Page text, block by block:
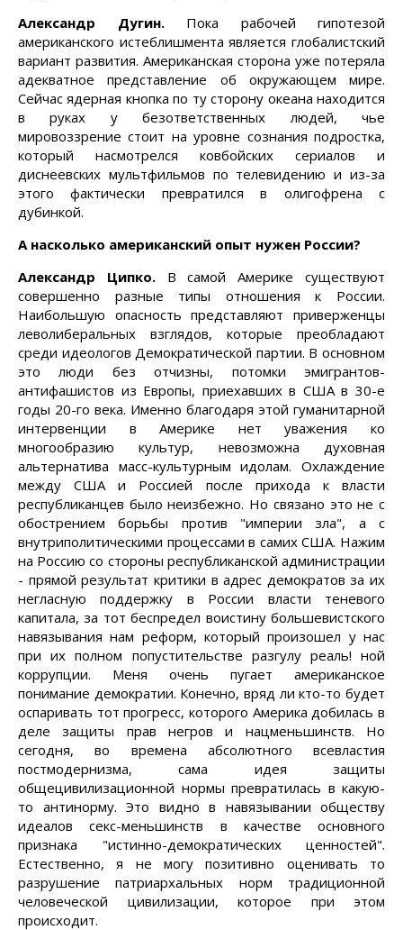
Александр Дугин.Пока рабочей гипотезой
американского истеблишмента является глобалистский
вариант развития. Американская сторона уже потеряла
адекватное представление об окружающем мире.
Сейчас ядерная кнопка по ту сторону океана находится
в руках у безответственных людей, чье
мировоззрение стоит на уровне сознания подростка,
который насмотрелся ковбойских сериалов и
диснеевских мультфильмов по телевидению и из-за
этого фактически превратился в олигофрена с
дубинкой.
А насколько американский опыт нужен России?
Александр Ципко.В самой Америке существуют
совершенно разные типы отношения к России.
Наибольшую опасность представляют приверженцы
леволиберальных взглядов, которые преобладают
среди идеологов Демократической партии. В основном
это люди без отчизны, потомки эмигрантов-
антифашистов из Европы, приехавших в США в 30-е
годы 20-го века. Именно благодаря этой гуманитарной
интервенции в Америке нет уважения ко
многообразию культур, невозможна духовная
альтернатива масс-культурным идолам. Охлаждение
между США и Россией после прихода к власти
республиканцев было неизбежно. Но связано это не с
обострением борьбы против "империи зла", а с
внутриполитическими процессами в самих США. Нажим
на Россию со стороны республиканской администрации
- прямой результат критики в адрес демократов за их
негласную поддержку в России власти теневого
капитала, за тот беспредел воистину большевистского
навязывания нам реформ, который произошел у нас
при их полном попустительстве разгулу реаль! ной
коррупции. Меня очень пугает американское
понимание демократии. Конечно, вряд ли кто-то будет
оспаривать тот прогресс, которого Америка добилась в
деле защиты прав негров и нацменьшинств. Но
сегодня, во времена абсолютного всевластия
постмодернизма, сама идея защиты
общецивилизационной нормы превратилась в какую-
то антинорму. Это видно в навязывании обществу
идеалов секс-меньшинств в качестве основного
признака "истинно-демократических ценностей".
Естественно, я не могу позитивно оценивать то
разрушение патриархальных норм традиционной
человеческой цивилизации, которое при этом
происходит.